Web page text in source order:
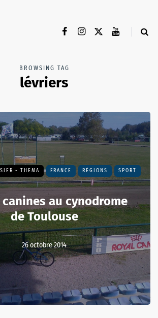
BROWSING TAG
lévriers
- THEMA FRANCE RÉGIONS SPORT
canines au cynodrome
de Toulouse
26 octobre 2014